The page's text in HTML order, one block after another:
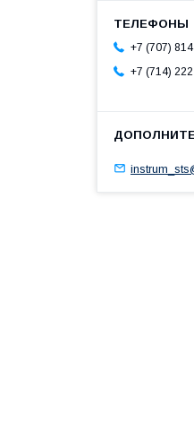
+7 (707)
+7 (714)